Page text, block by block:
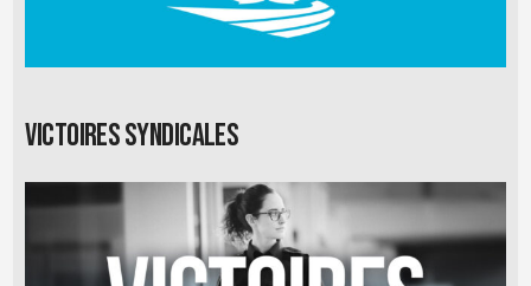
Victoires syndicales